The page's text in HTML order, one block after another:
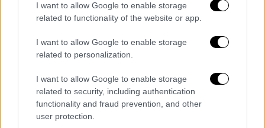
I want to allow Google to enable storage
related to functionality of the website or app.
I want to allow Google to enable storage
related to personalization.
I want to allow Google to enable storage
related to security, including authentication
functionality and fraud prevention, and other
user protection.
Όσον αφορά στουςανήλικουςάνω των 15
ετών, οι οποίοι έχουν προσωπικούς
κωδικούς- διαπιστευτήρια TAXISnet και το
κινητό τους τηλέφωνο είναι καταχωρημένο
στο ΕμΕπ - emep.gov.gr, θα ακολουθούν την
ίδια διαδικασία, όπως και οι ενήλικες για
την είσοδό τους στα γήπεδα με το Gov.gr
Wallet.